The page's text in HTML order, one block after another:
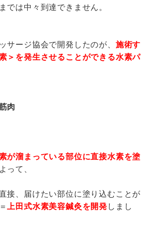
では中々到達できません。
サージ協会で開発したのが、 施術す
＞を発生させることができる水素パ
肉
が溜まっている部位に直接水素を塗
って、
接、届けたい部位に塗り込むことが
上田式水素美容鍼灸を開発 しまし